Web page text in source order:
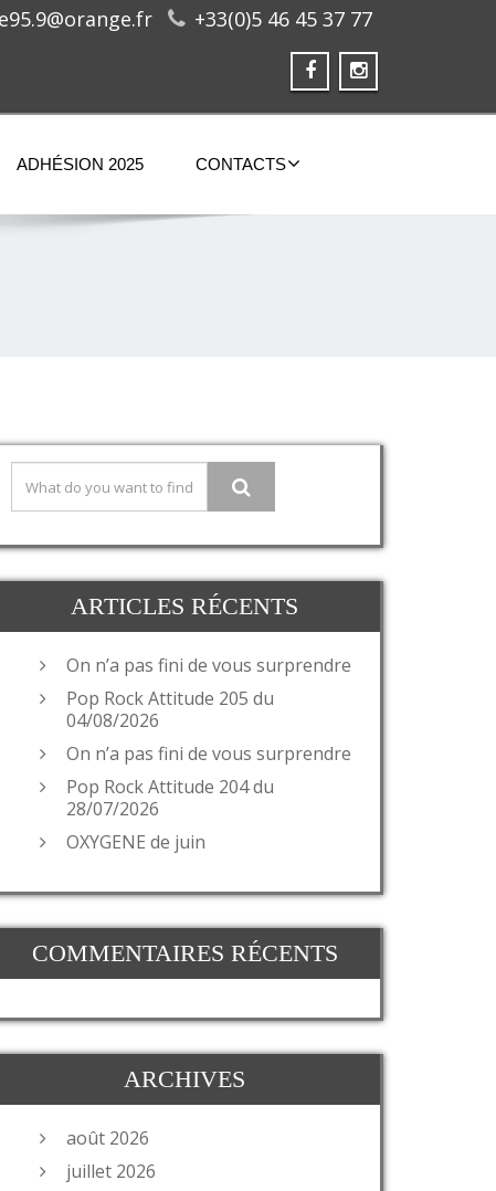
+33(0)5 46 45 37 77
ADHÉSION 2025 CONTACTS
ARTICLES RÉCENTS
On n’a pas fini de vous surprendre
Pop Rock Attitude 205 du
04/08/2026
On n’a pas fini de vous surprendre
Pop Rock Attitude 204 du
28/07/2026
OXYGENE de juin
COMMENTAIRES RÉCENTS
ARCHIVES
août 2026
juillet 2026